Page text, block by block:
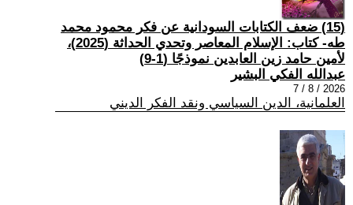
(15) ضعف الكتابات السودانية عن فكر محمود محمد
طه- كتاب: الإسلام المعاصر وتحدي الحداثة (2025)،
لأمين حامد زين العابدين نموذجًا (1-9)
عبدالله الفكي البشير
2026 / 8 / 7
العلمانية، الدين السياسي ونقد الفكر الديني